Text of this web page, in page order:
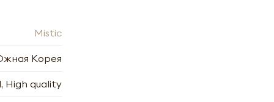
Mistic
Корея
High quality